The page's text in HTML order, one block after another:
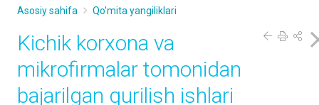
Asosiy sahifa Qo'mita yangiliklari
Kichik korxona va
mikrofirmalar tomonidan
bajarilgan qurilish ishlari